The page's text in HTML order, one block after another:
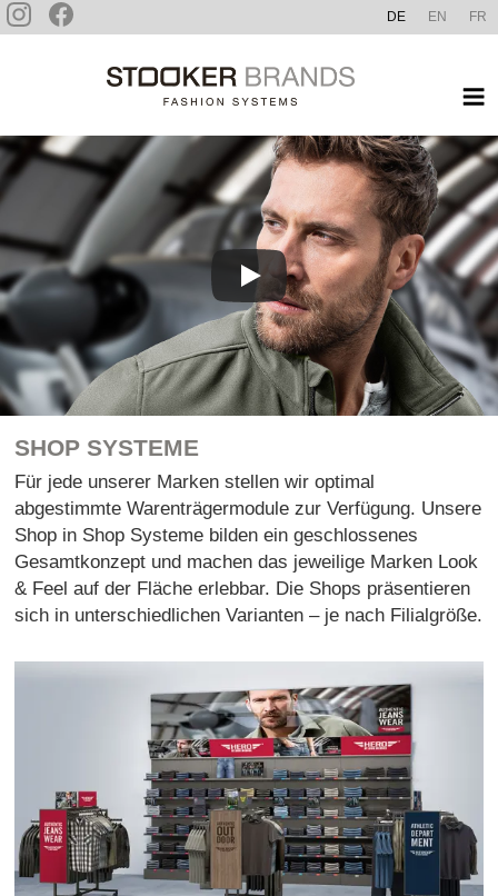
Zum
Inhalt
DE EN FR
SHOP SYSTEME
Für jede unserer Marken stellen wir optimal
abgestimmte Warenträgermodule zur Verfügung. Unsere
Shop in Shop Systeme bilden ein geschlossenes
Gesamtkonzept und machen das jeweilige Marken Look
& Feel auf der Fläche erlebbar. Die Shops präsentieren
sich in unterschiedlichen Varianten – je nach Filialgröße.